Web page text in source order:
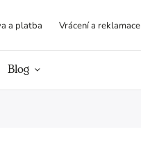
a platba Vrácení a reklamace
Blog